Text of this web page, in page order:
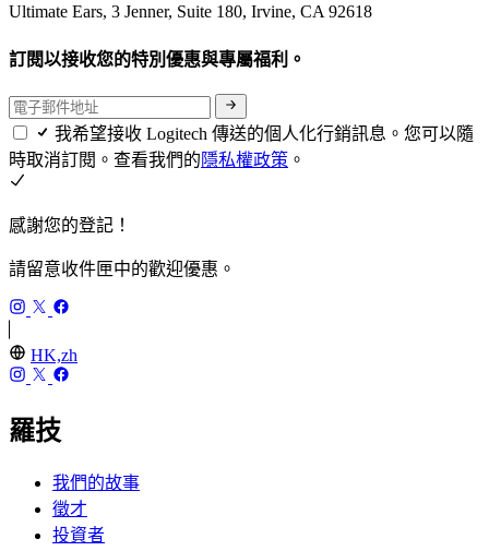
Ultimate Ears, 3 Jenner, Suite 180, Irvine, CA 92618
訂閱以接收您的特別優惠與專屬福利。
我希望接收 Logitech 傳送的個人化行銷訊息。您可以隨
時取消訂閱。查看我們的隱私權政策 。
感謝您的登記！
請留意收件匣中的歡迎優惠。
HK,zh
羅技
我們的故事
徵才
投資者